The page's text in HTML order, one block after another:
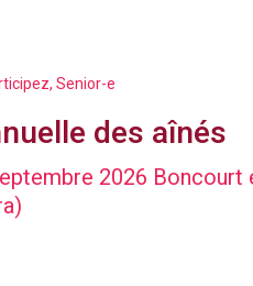
Senior-e
des aînés
2026 Boncourt et